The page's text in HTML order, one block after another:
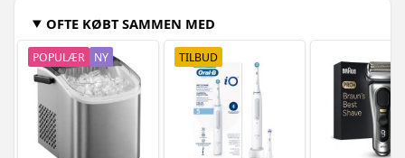
OFTE KØBT SAMMEN MED
POPULÆR NY TILBUD